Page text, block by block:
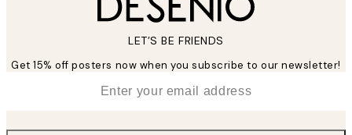
LET’S BE FRIENDS
Get 15% off posters now when you subscribe to our newsletter!